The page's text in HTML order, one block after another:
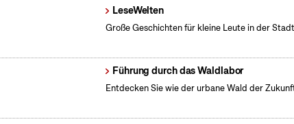
LeseWelten
Große Geschichten für kleine Leute in der
Führung durch das Waldlabor
Entdecken Sie wie der urbane Wald der